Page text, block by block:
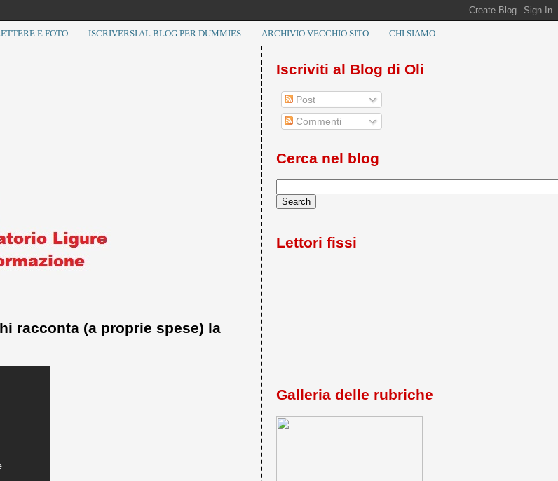
E FOTO ISCRIVERSI AL BLOG PER DUMMIES ARCHIVIO VECCHIO SITO CHI SIAMO
racconta (a proprie spese) la
Iscriviti al Blog di Oli
Post
Commenti
Cerca nel blog
Lettori fissi
Galleria delle rubriche